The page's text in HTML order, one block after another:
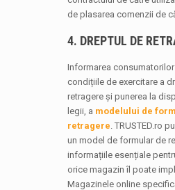
de plasarea comenzii de
4. DREPTUL DE
Informarea consumatorilor
condițiile de exercitare a
retragere și punerea la
legii, a modelului de
retragere. TRUSTED.ro
un model de formular de
informațiile esențiale
orice magazin îl poate
Magazinele online